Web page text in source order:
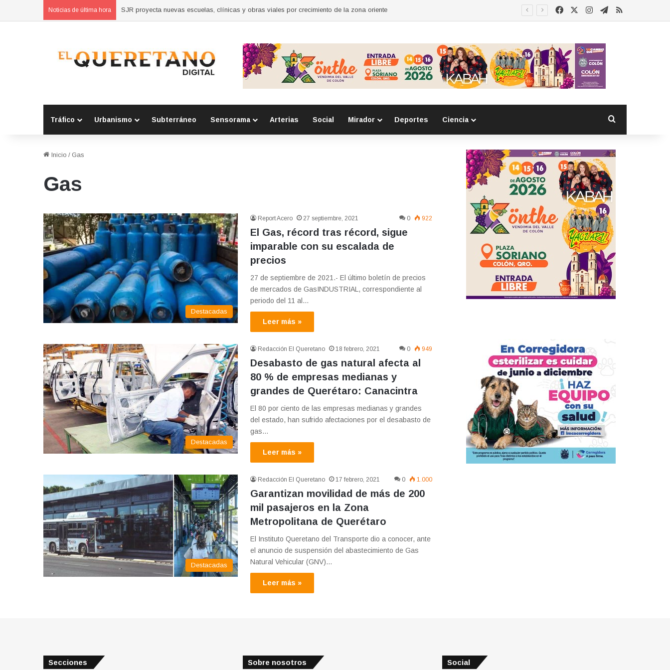
Noticias de última hora Concluyen cursos de autoempleo para mujeres en Huimilpan FacebookInstagram
Telegram
RSS
Tráfico Urbanismo Subterráneo Sensorama Arterias Social Mirador Deportes Ciencia
Inicio / Gas
Gas
Destacadas
Report Acero 27 septiembre, 2021 0 922
El Gas, récord tras récord, sigue
imparable con su escalada de
precios
27 de septiembre de 2021.- El último boletín de precios
de mercados de GasINDUSTRIAL, correspondiente al
periodo del 11 al…
Leer más »
Destacadas
Redacción El Queretano 18 febrero, 2021 0 949
Desabasto de gas natural afecta al
80 % de empresas medianas y
grandes de Querétaro: Canacintra
El 80 por ciento de las empresas medianas y grandes
del estado, han sufrido afectaciones por el desabasto de
gas…
Leer más »
Destacadas
Redacción El Queretano 17 febrero, 2021 0 1.000
Garantizan movilidad de más de 200
mil pasajeros en la Zona
Metropolitana de Querétaro
El Instituto Queretano del Transporte dio a conocer, ante
el anuncio de suspensión del abastecimiento de Gas
Natural Vehicular (GNV)…
Leer más »
Secciones Sobre nosotros Social